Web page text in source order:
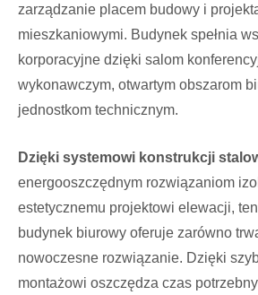
zarządzanie placem budowy i
mieszkaniowymi. Budynek spełnia
korporacyjne dzięki salom
wykonawczym, otwartym obszarom
jednostkom technicznym.
Dzięki systemowi konstrukcji
energooszczędnym rozwiązaniom
estetycznemu projektowi elewacji,
budynek biurowy oferuje zarówno
nowoczesne rozwiązanie. Dzięki
montażowi oszczędza czas